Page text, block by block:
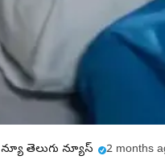
న్యూ తెలుగు న్యూస్ 2 months